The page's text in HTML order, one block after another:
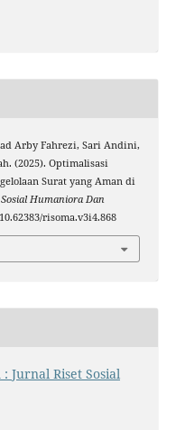
Arby Fahrezi, Sari Andini,
(2025). Optimalisasi
Surat yang Aman di
Humaniora Dan
risoma.v3i4.868
Jurnal Riset Sosial